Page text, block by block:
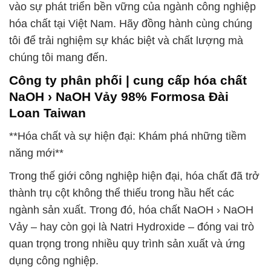
vào sự phát triển bền vững của ngành công nghiệp
hóa chất tại Việt Nam. Hãy đồng hành cùng chúng
tôi để trải nghiệm sự khác biệt và chất lượng mà
chúng tôi mang đến.
Công ty phân phối | cung cấp hóa chất
NaOH › NaOH Vảy 98% Formosa Đài
Loan Taiwan
**Hóa chất và sự hiện đại: Khám phá những tiềm
năng mới**
Trong thế giới công nghiệp hiện đại, hóa chất đã trở
thành trụ cột không thể thiếu trong hầu hết các
ngành sản xuất. Trong đó, hóa chất NaOH › NaOH
Vảy – hay còn gọi là Natri Hydroxide – đóng vai trò
quan trọng trong nhiều quy trình sản xuất và ứng
dụng công nghiệp.